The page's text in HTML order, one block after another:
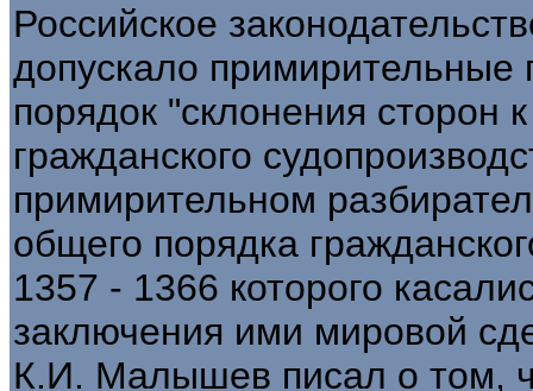
Российское
допускало примирительные
порядок "склонения сторон
гражданского
примирительном
общего порядка
1357 - 1366 которого
заключения ими мировой
К.И. Малышев писал о том,